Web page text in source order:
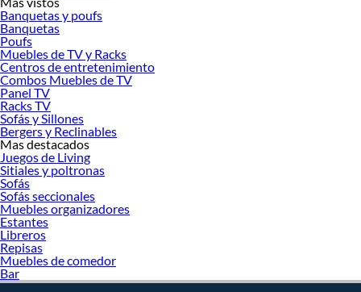
Banquetas y poufs
Banquetas
Poufs
Muebles de TV y Racks
Centros de entretenimiento
Combos Muebles de TV
Panel TV
Racks TV
Sofás y Sillones
Bergers y Reclinables
Mas destacados
Juegos de Living
Sitiales y poltronas
Sofás
Sofás seccionales
Muebles organizadores
Estantes
Libreros
Repisas
Muebles de comedor
Bar